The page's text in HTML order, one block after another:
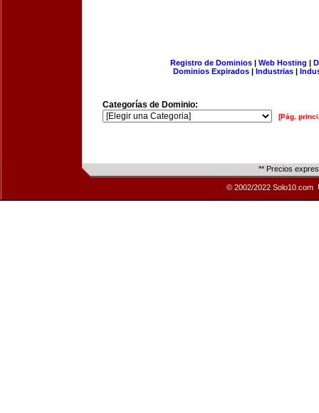
Registro de Dominios| Web Hosting |
Dominios Expirados | Industrias |
Categorías de Dominio:
[Pág.
** Precios
© 2002/2022 Solo10.com